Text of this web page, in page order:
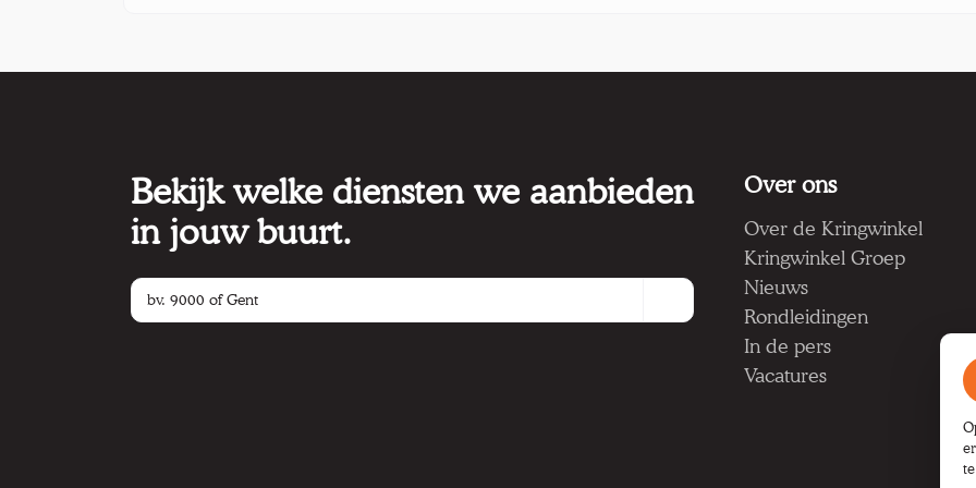
Bekijk welke diensten we aanbieden
in jouw buurt.
Over ons
Over de Kringwinkel
Kringwinkel Groep
Nieuws
Rondleidingen
In de pers
Vacatures